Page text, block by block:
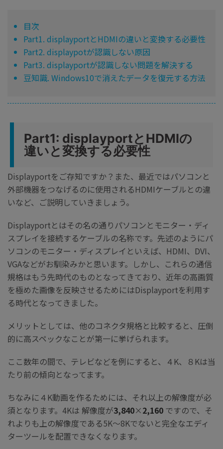
目次
Part1. displayportとHDMIの違いと変換する必要性
Part2. displaypotが認識しない原因
Part3. displayportが認識しない問題を解決する
豆知識. Windows10で消えたデータを復元する方法
Part1: displayportとHDMIの
違いと変換する必要性
Displayportをご存知ですか？また、最近ではパソコンと
外部機器をつなげるのに使用されるHDMIケーブルとの違
いなど、ご説明していきましょう。
Displayportとはその名の通りパソコンとモニター・ディ
スプレイを接続するケーブルの名称です。先述のようにパ
ソコンのモニター・ディスプレイといえば、HDMI、DVI、
VGAなどがお馴染みかと思います。しかし、これらの通信
規格はもう先時代のものとなってきており、近年の高画質
を極めた画像を反映させるためにはDisplayportを利用す
る時代となってきました。
メリットとしては、他のコネクタ規格と比較すると、圧倒
的に高スペックなことが第一に挙げられます。
ここ数年の間で、テレビなどを例にすると、４K、８Kは当
たり前の傾向となってます。
ちなみに４K動画を作るためには、それ以上の解像度が必
須となります。4Kは 解像度が3,840×2,160 ですので、そ
れよりも上の解像度である5K～8Kでないと完全なエディ
ターツールを配置できなくなります。